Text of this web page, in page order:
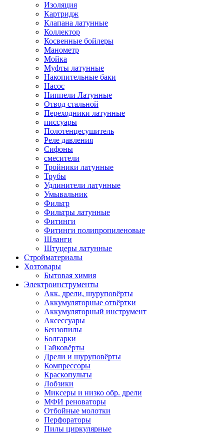
Изоляция
Картридж
Клапана латунные
Коллектор
Косвенные бойлеры
Манометр
Мойка
Муфты латунные
Накопительные баки
Насос
Ниппели Латунные
Отвод стальной
Переходники латунные
писсуары
Полотенцесушитель
Реле давления
Сифоны
смесители
Тройники латунные
Трубы
Удлинители латунные
Умывальник
Фильтр
Фильтры латунные
Фитинги
Фитинги полипропиленовые
Шланги
Штуцеры латунные
Стройматериалы
Хозтовары
Бытовая химия
Электроинструменты
Акк. дрели, шуруповёрты
Аккумуляторные отвёртки
Аккумуляторный инструмент
Аксессуары
Бензопилы
Болгарки
Гайковёрты
Дрели и шуруповёрты
Компрессоры
Краскопульты
Лобзики
Миксеры и низко обр. дрели
МФИ реноваторы
Отбойные молотки
Перфораторы
Пилы циркулярные